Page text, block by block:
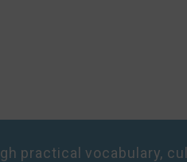
practical vocabulary,